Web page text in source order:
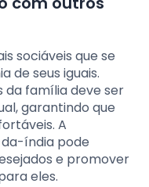
sociáveis que se
de seus iguais.
da família deve ser
garantindo que
A
índia pode
e promover
eles.